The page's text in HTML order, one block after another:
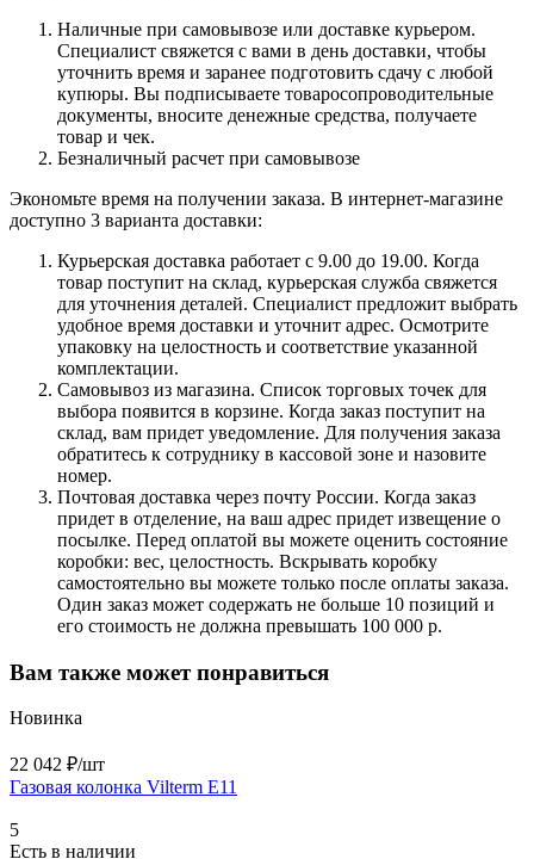
Наличные при самовывозе или доставке курьером.
Специалист свяжется с вами в день доставки, чтобы
уточнить время и заранее подготовить сдачу с любой
купюры. Вы подписываете товаросопроводительные
документы, вносите денежные средства, получаете
товар и чек.
Безналичный расчет при самовывозе
Экономьте время на получении заказа. В интернет-магазине
доступно 3 варианта доставки:
Курьерская доставка работает с 9.00 до 19.00. Когда
товар поступит на склад, курьерская служба свяжется
для уточнения деталей. Специалист предложит выбрать
удобное время доставки и уточнит адрес. Осмотрите
упаковку на целостность и соответствие указанной
комплектации.
Самовывоз из магазина. Список торговых точек для
выбора появится в корзине. Когда заказ поступит на
склад, вам придет уведомление. Для получения заказа
обратитесь к сотруднику в кассовой зоне и назовите
номер.
Почтовая доставка через почту России. Когда заказ
придет в отделение, на ваш адрес придет извещение о
посылке. Перед оплатой вы можете оценить состояние
коробки: вес, целостность. Вскрывать коробку
самостоятельно вы можете только после оплаты заказа.
Один заказ может содержать не больше 10 позиций и
его стоимость не должна превышать 100 000 р.
Вам также может понравиться
Новинка
22 042 ₽/шт
Газовая колонка Vilterm E11
5
Есть в наличии